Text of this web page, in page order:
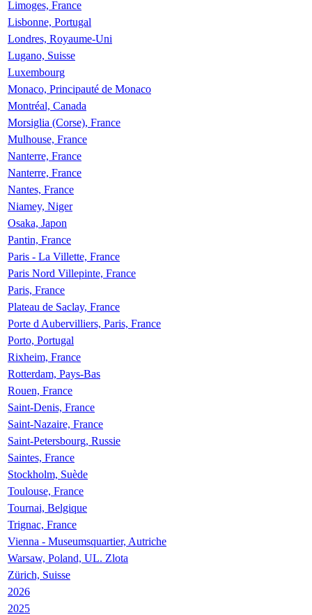
Limoges, France
Lisbonne, Portugal
Londres, Royaume-Uni
Lugano, Suisse
Luxembourg
Monaco, Principauté de Monaco
Montréal, Canada
Morsiglia (Corse), France
Mulhouse, France
Nanterre, France
Nanterre, France
Nantes, France
Niamey, Niger
Osaka, Japon
Pantin, France
Paris - La Villette, France
Paris Nord Villepinte, France
Paris, France
Plateau de Saclay, France
Porte d Aubervilliers, Paris, France
Porto, Portugal
Rixheim, France
Rotterdam, Pays-Bas
Rouen, France
Saint-Denis, France
Saint-Nazaire, France
Saint-Petersbourg, Russie
Saintes, France
Stockholm, Suède
Toulouse, France
Tournai, Belgique
Trignac, France
Vienna - Museumsquartier, Autriche
Warsaw, Poland, UL. Zlota
Zürich, Suisse
2026
2025